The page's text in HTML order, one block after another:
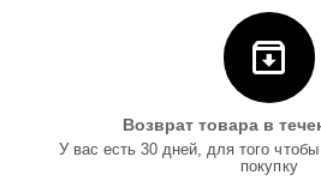
Возврат товара в
У вас есть 30 дней, для того
покупку